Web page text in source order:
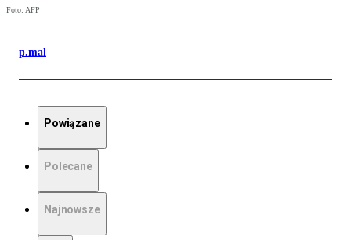
Foto: AFP
p.mal
Powiązane
Polecane
Najnowsze